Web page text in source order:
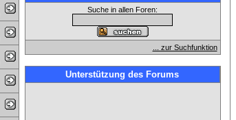
Suche in allen Foren:
... zur Suchfunktion
Unterstützung des Forums